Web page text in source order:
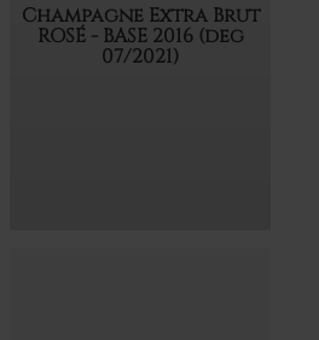
Champagne Extra Brut
ROSÉ - BASE 2016 (deg
07/2021)